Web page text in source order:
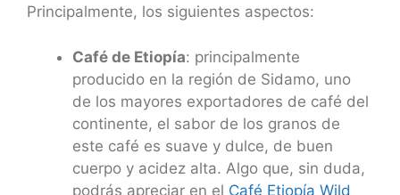
Principalmente, los siguientes aspectos:
Café de Etiopía: principalmente
producido en la región de Sidamo, uno
de los mayores exportadores de café del
continente, el sabor de los granos de
este café es suave y dulce, de buen
cuerpo y acidez alta. Algo que, sin duda,
podrás apreciar en el Café Etiopía Wild